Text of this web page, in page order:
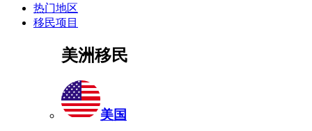
热门地区
移民项目
美洲移民
美国